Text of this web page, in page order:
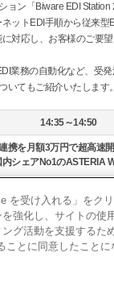
ョン「Biware EDI
ットEDI手順から従来型
対応し、お客様のご要
業務の自動化など、受
いてもご紹介いたします。
14:35～14:50
携を月額3万円で超高速
シェアNo1のASTERIA
ォーマットやデータベー
ン・コーディングで簡単
連携ツールASTERIA
とともにご紹介します。
を受け入れる」をク
強化し、サイトの使
グ活動を支援するた
ことに同意したことに